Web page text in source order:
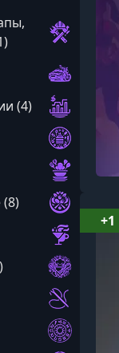
(4)
+1